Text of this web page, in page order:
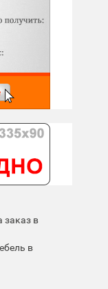
заказ в
в